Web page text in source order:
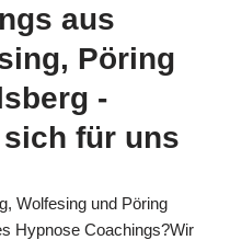
aus
Pöring
-
für uns
Wolfesing und Pöring
Hypnose Coachings?Wir